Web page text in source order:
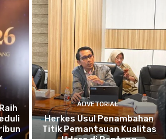
ADVETORIAL
Herkes Usul Penambahan
Titik Pemantauan Kualitas